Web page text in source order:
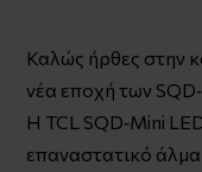
Καλώς ήρθες στην
νέα εποχή των
Η TCL SQD‑Mini
επαναστατικό άλμα